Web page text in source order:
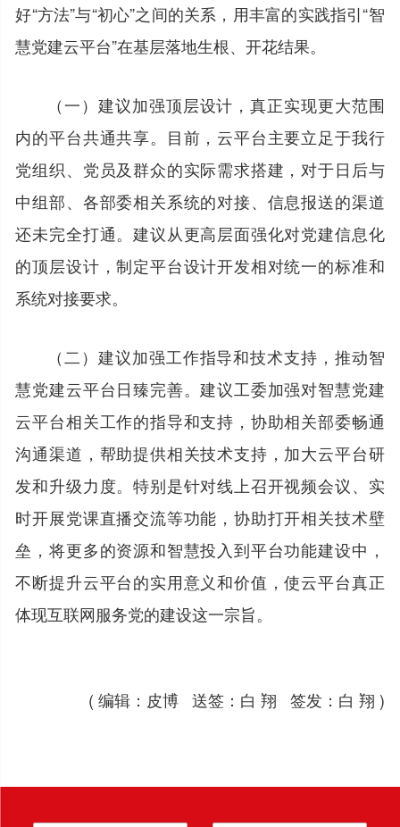
好“方法”与“初心”之间的关系，用丰富的实践指引“智
慧党建云平台”在基层落地生根、开花结果。
（一）建议加强顶层设计，真正实现更大范围
内的平台共通共享。目前，云平台主要立足于我行
党组织、党员及群众的实际需求搭建，对于日后与
中组部、各部委相关系统的对接、信息报送的渠道
还未完全打通。建议从更高层面强化对党建信息化
的顶层设计，制定平台设计开发相对统一的标准和
系统对接要求。
（二）建议加强工作指导和技术支持，推动智
慧党建云平台日臻完善。建议工委加强对智慧党建
云平台相关工作的指导和支持，协助相关部委畅通
沟通渠道，帮助提供相关技术支持，加大云平台研
发和升级力度。特别是针对线上召开视频会议、实
时开展党课直播交流等功能，协助打开相关技术壁
垒，将更多的资源和智慧投入到平台功能建设中，
不断提升云平台的实用意义和价值，使云平台真正
体现互联网服务党的建设这一宗旨。
( 编辑：皮博 送签：白 翔 签发：白 翔 )